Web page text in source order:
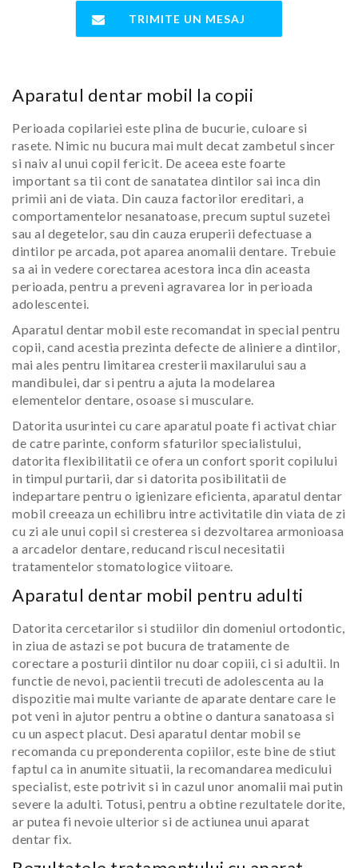
TRIMITE UN MESAJ
Aparatul dentar mobil la copii
Perioada copilariei este plina de bucurie, culoare si
rasete. Nimic nu bucura mai mult decat zambetul sincer
si naiv al unui copil fericit. De aceea este foarte
important sa tii cont de sanatatea dintilor sai inca din
primii ani de viata. Din cauza factorilor ereditari, a
comportamentelor nesanatoase, precum suptul suzetei
sau al degetelor, sau din cauza eruperii defectuase a
dintilor pe arcada, pot aparea anomalii dentare. Trebuie
sa ai in vedere corectarea acestora inca din aceasta
perioada, pentru a preveni agravarea lor in perioada
adolescentei.
Aparatul dentar mobil este recomandat in special pentru
copii, cand acestia prezinta defecte de aliniere a dintilor,
mai ales pentru limitarea cresterii maxilarului sau a
mandibulei, dar si pentru a ajuta la modelarea
elementelor dentare, osoase si musculare.
Datorita usurintei cu care aparatul poate fi activat chiar
de catre parinte, conform sfaturilor specialistului,
datorita flexibilitatii ce ofera un confort sporit copilului
in timpul purtarii, dar si datorita posibilitatii de
indepartare pentru o igienizare eficienta, aparatul dentar
mobil creeaza un echilibru intre activitatile din viata de zi
cu zi ale unui copil si cresterea si dezvoltarea armonioasa
a arcadelor dentare, reducand riscul necesitatii
tratamentelor stomatologice viitoare.
Aparatul dentar mobil pentru adulti
Datorita cercetarilor si studiilor din domeniul ortodontic,
in ziua de astazi se pot bucura de tratamente de
corectare a posturii dintilor nu doar copiii, ci si adultii. In
functie de nevoi, pacientii trecuti de adolescenta au la
dispozitie mai multe variante de aparate dentare care le
pot veni in ajutor pentru a obtine o dantura sanatoasa si
cu un aspect placut. Desi aparatul dentar mobil se
recomanda cu preponderenta copiilor, este bine de stiut
faptul ca in anumite situatii, la recomandarea medicului
specialist, este potrivit si in cazul unor anomalii mai putin
severe la adulti. Totusi, pentru a obtine rezultatele dorite,
ar putea fi nevoie ulterior si de actiunea unui aparat
dentar fix.